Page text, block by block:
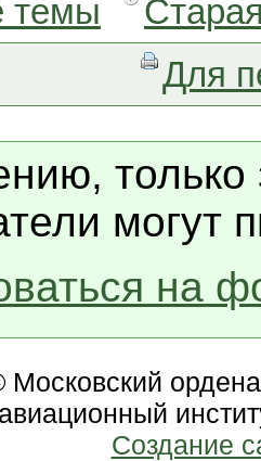
темы
Для
только
могут
на
Московский
авиационный
Создание